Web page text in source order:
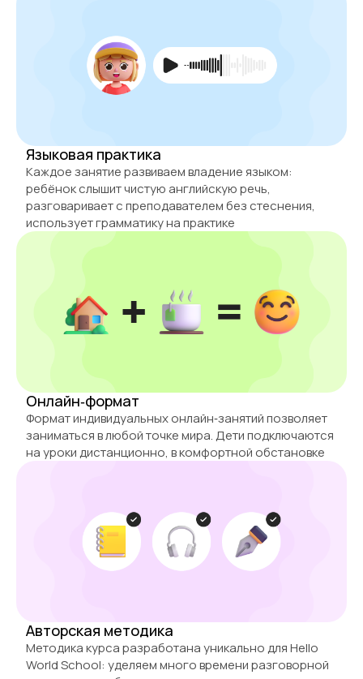
Языковая практика
Каждое занятие развиваем владение языком:
ребёнок слышит чистую английскую речь,
разговаривает с преподавателем без стеснения,
использует грамматику на практике
Онлайн‑формат
Формат индивидуальных онлайн‑занятий позволяет
заниматься в любой точке мира. Дети подключаются
на уроки дистанционно, в комфортной обстановке
Авторская методика
Методика курса разработана уникально для Hello
World School: уделяем много времени разговорной